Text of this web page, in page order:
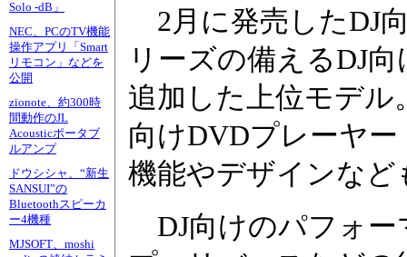
Solo -dB」
NEC、PCのTV機能
操作アプリ「Smart
リモコン」などを
公開
zionote、約300時
間動作のJL
Acousticポータブ
ルアンプ
ドウシシャ、“新生
SANSUI”の
Bluetoothスピーカ
ー4機種
MJSOFT、moshi
2月に発売したDJ
リーズの備えるDJ
追加した上位モデル
向けDVDプレーヤ
機能やデザインな
DJ向けのパフォー